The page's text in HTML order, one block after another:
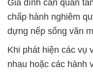
Gia đình cần quan
chấp hành nghiêm
dựng nếp sống văn
Khi phát hiện các vụ
nhau hoặc các hành